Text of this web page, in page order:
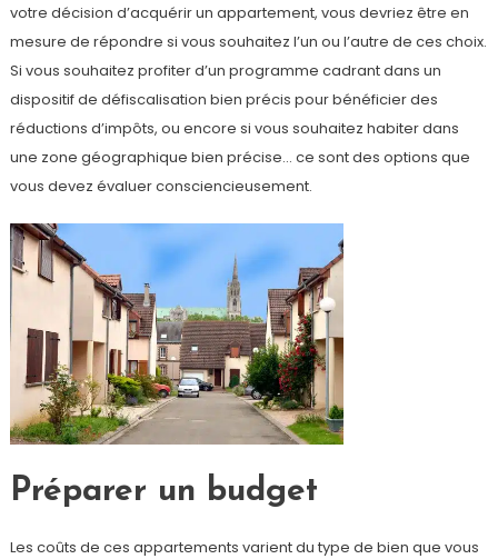
votre décision d’acquérir un appartement, vous devriez être en
mesure de répondre si vous souhaitez l’un ou l’autre de ces choix.
Si vous souhaitez profiter d’un programme cadrant dans un
dispositif de défiscalisation bien précis pour bénéficier des
réductions d’impôts, ou encore si vous souhaitez habiter dans
une zone géographique bien précise… ce sont des options que
vous devez évaluer consciencieusement.
Préparer un budget
Les coûts de ces appartements varient du type de bien que vous